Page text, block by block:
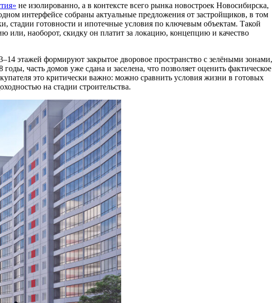
не изолированно, а в контексте всего рынка новостроек Новосибирска,
интерфейсе собраны актуальные предложения от застройщиков, в том
стадии готовности и ипотечные условия по ключевым объектам. Такой
или, наоборот, скидку он платит за локацию, концепцию и качество
этажей формируют закрытое дворовое пространство с зелёными зонами,
часть домов уже сдана и заселена, что позволяет оценить фактическое
это критически важно: можно сравнить условия жизни в готовых
на стадии строительства.